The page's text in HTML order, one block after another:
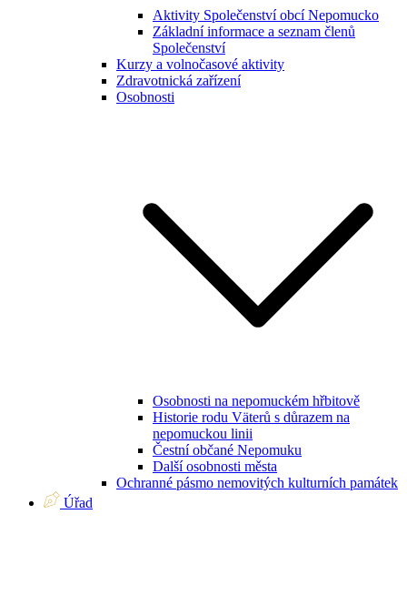
Aktivity Společenství obcí Nepomucko
Základní informace a seznam členů
Společenství
Kurzy a volnočasové aktivity
Zdravotnická zařízení
Osobnosti
Osobnosti na nepomuckém hřbitově
Historie rodu Väterů s důrazem na
nepomuckou linii
Čestní občané Nepomuku
Další osobnosti města
Ochranné pásmo nemovitých kulturních památek
Úřad